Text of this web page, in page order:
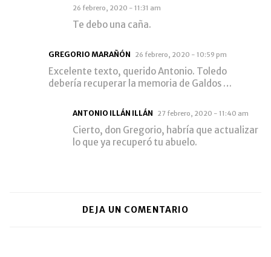
26 febrero, 2020 - 11:31 am
Te debo una caña.
GREGORIO MARAÑÓN 26 febrero, 2020 - 10:59 pm
Excelente texto, querido Antonio. Toledo
debería recuperar la memoria de Galdos …
ANTONIO ILLÁN ILLÁN 27 febrero, 2020 - 11:40 am
Cierto, don Gregorio, habría que actualizar
lo que ya recuperó tu abuelo.
DEJA UN COMENTARIO